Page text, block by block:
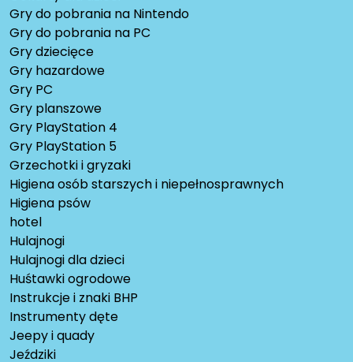
Gry do pobrania na Nintendo
Gry do pobrania na PC
Gry dziecięce
Gry hazardowe
Gry PC
Gry planszowe
Gry PlayStation 4
Gry PlayStation 5
Grzechotki i gryzaki
Higiena osób starszych i niepełnosprawnych
Higiena psów
hotel
Hulajnogi
Hulajnogi dla dzieci
Huśtawki ogrodowe
Instrukcje i znaki BHP
Instrumenty dęte
Jeepy i quady
Jeździki